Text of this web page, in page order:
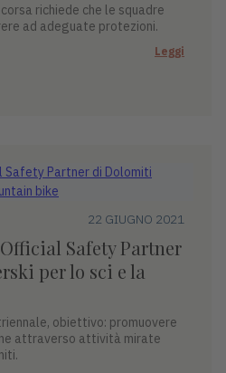
richiede che le squadre
ad adeguate protezioni.
Leggi
22 GIUGNO 2021
Safety Partner
per lo sci e la
obiettivo: promuovere
attraverso attività mirate